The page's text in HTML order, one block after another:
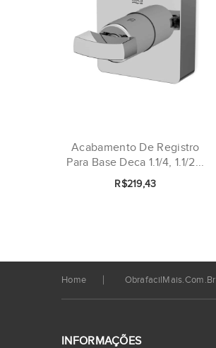
Acabamento De Registro
Para Base Deca 1.1/4, 1.1/2...
R$219,43
Home ObrafacilMais.com.br
INFORMAÇÕES